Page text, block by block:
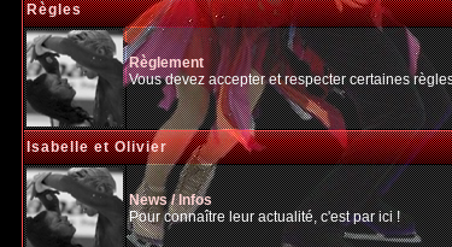
Règles
Règlement
Vous devez accepter et respecter certaines
Isabelle et Olivier
News / Infos
Pour connaître leur actualité, c'est par ici !